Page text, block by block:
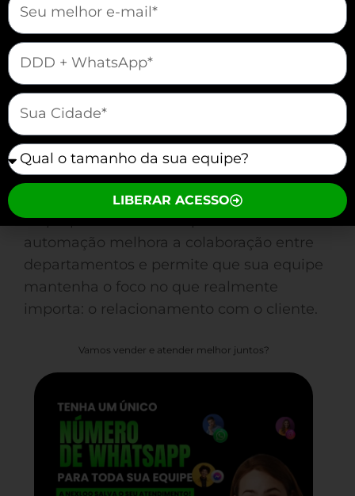
Com um software CRM, você
automatiza vendas, agendando envios
de propostas e follow-ups. Essa
automação melhora a colaboração entre
departamentos e permite que sua equipe
mantenha o foco no que realmente
importa: o relacionamento com o cliente.
Vamos vender e atender melhor juntos?
mauticform[telefone]
mauticform[cidade]
mauticform[equipe]
LIBERAR ACESSO